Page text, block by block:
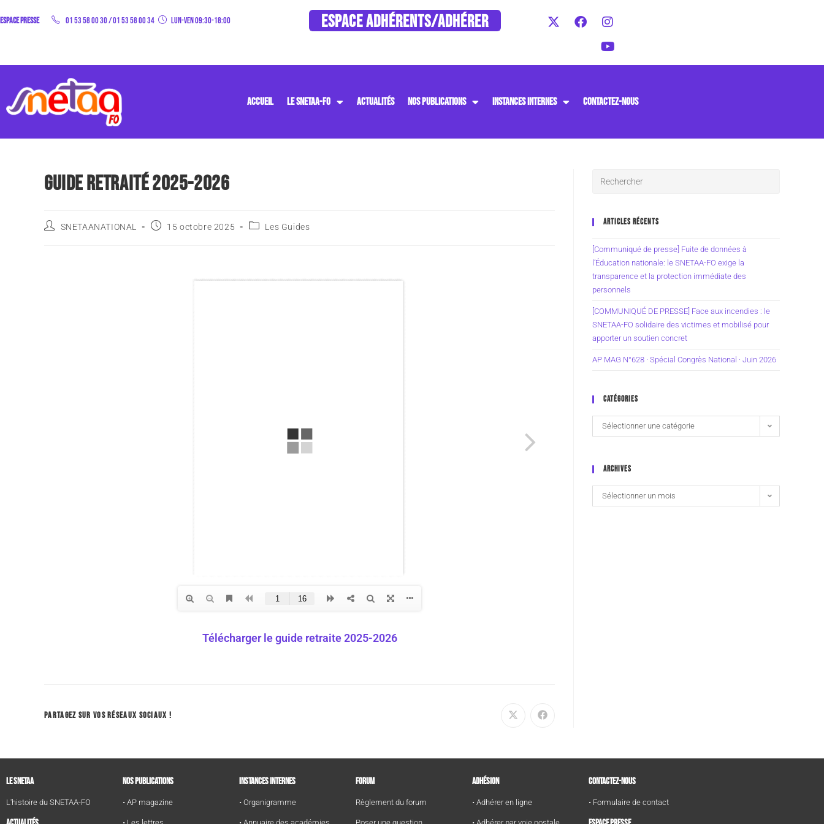
Espace Presse 01 53 58 00 30/01 53 58 00 34 Lun-Ven 09:30-18:00 ESPACE ADHÉRENTS/ADHÉRER
ACCUEIL LE SNETAA-FO ACTUALITÉS NOS PUBLICATIONS INSTANCES INTERNES CONTACTEZ-NOUS
GUIDE RETRAITÉ 2025-2026
SNETAANATIONAL 15 octobre 2025 Les Guides
Télécharger le guide retraite 2025-2026
PARTAGEZ SUR VOS RÉSEAUX SOCIAUX !
ARTICLES RÉCENTS
[Communiqué de presse] Fuite de données à
l’Éducation nationale: le SNETAA-FO exige la
transparence et la protection immédiate des
personnels
[COMMUNIQUÉ DE PRESSE] Face aux incendies : le
SNETAA-FO solidaire des victimes et mobilisé pour
apporter un soutien concret
AP MAG N°628 · Spécial Congrès National · Juin 2026
CATÉGORIES
Sélectionner une catégorie
ARCHIVES
Sélectionner un mois
LE SNETAA
L'histoire du SNETAA-FO
NOS PUBLICATIONS
• AP magazine
INSTANCES INTERNES
• Organigramme
FORUM
Règlement du forum
ADHÉSION
• Adhérer en ligne
CONTACTEZ-NOUS
• Formulaire de contact